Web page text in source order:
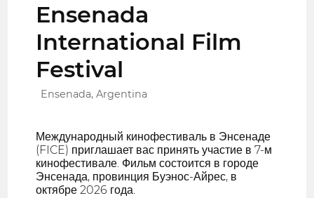
Ensenada
International Film
Festival
Ensenada, Argentina
Международный кинофестиваль в Энсенаде
(FICE) приглашает вас принять участие в 7-м
кинофестивале. Фильм состоится в городе
Энсенада, провинция Буэнос-Айрес, в
октябре 2026 года.